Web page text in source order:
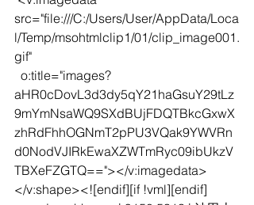
src="file:///C:/Users/User/AppData/Loca
l/Temp/msohtmlclip1/01/clip_image001.
gif"
aHR0cDovL3d3dy5qY21haGsuY29tLz
9mYmNsaWQ9SXdBUjFDQTBkcGxwX
zhRdFhhOGNmT2pPU3VQak9YWVRn
d0NodVJIRkEwaXZWTmRyc09ibUkzV
TBXeFZGTQ=="></v:imagedata>
</v:shape><![endif][if !vml][endif]